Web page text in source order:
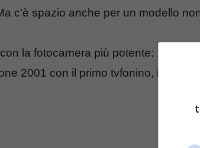
c’è spazio anche per un modello
la fotocamera più potente: 10
2001 con il primo tvfonino, il